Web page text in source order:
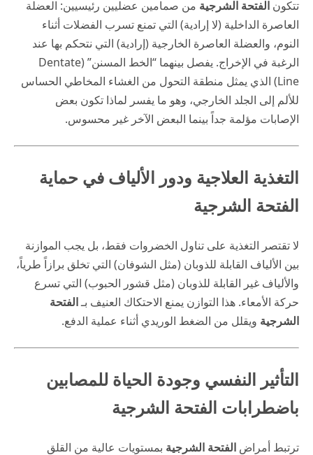
تتكون الفتحة الشرجية من صمامين عضليين رئيسيين: العضلة
العاصرة الداخلية (لا إرادية) التي تمنع تسرب الفضلات أثناء
النوم، والعضلة العاصرة الخارجية (إرادية) التي نتحكم بها عند
الرغبة في الإخراج. يفصل بينهما “الخط المسنن” (Dentate
Line) الذي يمثل منطقة التحول من الغشاء المخاطي الحساس
للألم إلى الجلد الخارجي، وهو ما يفسر لماذا تكون بعض
الإصابات مؤلمة جداً بينما البعض الآخر غير محسوس.
التغذية العلاجية ودور الألياف في حماية
الفتحة الشرجية
لا تقتصر التغذية على تناول الخضروات فقط، بل يجب الموازنة
بين الألياف القابلة للذوبان (مثل الشوفان) التي تخلق برازاً طرياً،
والألياف غير القابلة للذوبان (مثل قشور الحبوب) التي تسرع
حركة الأمعاء. هذا التوازن يمنع الاحتكاك العنيف بـالفتحة
الشرجية ويقلل من الضغط الوريدي أثناء عملية الدفع.
التأثير النفسي وجودة الحياة للمصابين
باضطرابات الفتحة الشرجية
ترتبط أمراض الفتحة الشرجية بمستويات عالية من القلق